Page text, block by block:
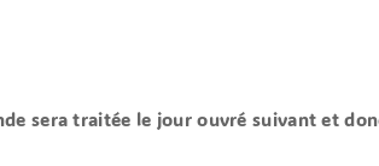
sera traitée le jour ouvré suivant et